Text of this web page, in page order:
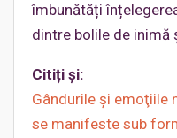
îmbunătăți
dintre bolile de inimă
Citiți și:
Gândurile şi emoţiile
se manifeste sub